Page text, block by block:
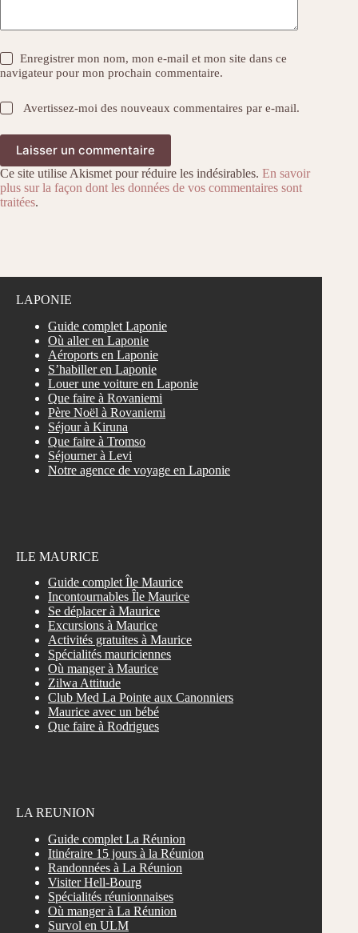
Enregistrer mon nom, mon e-mail et mon site dans ce
navigateur pour mon prochain commentaire.
Avertissez-moi des nouveaux commentaires par e-mail.
Laisser un commentaire
Ce site utilise Akismet pour réduire les indésirables. En savoir
plus sur la façon dont les données de vos commentaires sont
traitées.
LAPONIE
Guide complet Laponie
Où aller en Laponie
Aéroports en Laponie
S’habiller en Laponie
Louer une voiture en Laponie
Que faire à Rovaniemi
Père Noël à Rovaniemi
Séjour à Kiruna
Que faire à Tromso
Séjourner à Levi
Notre agence de voyage en Laponie
ILE MAURICE
Guide complet Île Maurice
Incontournables Île Maurice
Se déplacer à Maurice
Excursions à Maurice
Activités gratuites à Maurice
Spécialités mauriciennes
Où manger à Maurice
Zilwa Attitude
Club Med La Pointe aux Canonniers
Maurice avec un bébé
Que faire à Rodrigues
LA REUNION
Guide complet La Réunion
Itinéraire 15 jours à la Réunion
Randonnées à La Réunion
Visiter Hell-Bourg
Spécialités réunionnaises
Où manger à La Réunion
Survol en ULM